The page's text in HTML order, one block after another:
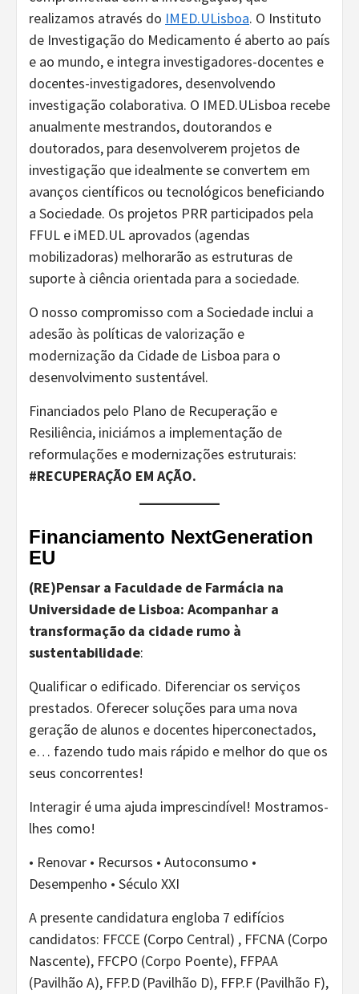
realizamos através do IMED.ULisboa. O Instituto
de Investigação do Medicamento é aberto ao país
e ao mundo, e integra investigadores-docentes e
docentes-investigadores, desenvolvendo
investigação colaborativa. O IMED.ULisboa recebe
anualmente mestrandos, doutorandos e
doutorados, para desenvolverem projetos de
investigação que idealmente se convertem em
avanços científicos ou tecnológicos beneficiando
a Sociedade. Os projetos PRR participados pela
FFUL e iMED.UL aprovados (agendas
mobilizadoras) melhorarão as estruturas de
suporte à ciência orientada para a sociedade.
O nosso compromisso com a Sociedade inclui a
adesão às políticas de valorização e
modernização da Cidade de Lisboa para o
desenvolvimento sustentável.
Financiados pelo Plano de Recuperação e
Resiliência, iniciámos a implementação de
reformulações e modernizações estruturais:
#RECUPERAÇÃO EM AÇÃO.
Financiamento NextGeneration
EU
(RE)Pensar a Faculdade de Farmácia na
Universidade de Lisboa: Acompanhar a
transformação da cidade rumo à
sustentabilidade:
Qualificar o edificado. Diferenciar os serviços
prestados. Oferecer soluções para uma nova
geração de alunos e docentes hiperconectados,
e… fazendo tudo mais rápido e melhor do que os
seus concorrentes!
Interagir é uma ajuda imprescindível! Mostramos-
lhes como!
• Renovar • Recursos • Autoconsumo •
Desempenho • Século XXI
A presente candidatura engloba 7 edifícios
candidatos: FFCCE (Corpo Central) , FFCNA (Corpo
Nascente), FFCPO (Corpo Poente), FFPAA
(Pavilhão A), FFP.D (Pavilhão D), FFP.F (Pavilhão F),